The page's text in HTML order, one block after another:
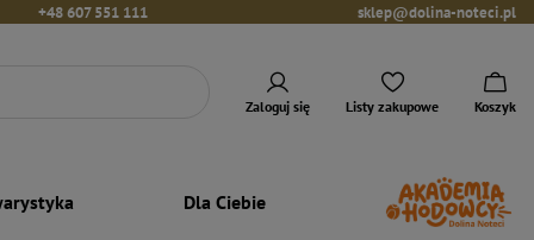
+48 607 551 111 sklep@dolina-noteci.pl
Zaloguj się Listy zakupowe Koszyk
Dla Ciebie